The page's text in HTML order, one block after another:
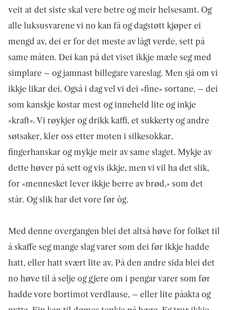
veit at det siste skal vere betre og meir helsesamt. Og
alle luksusvarene vi no kan få og dagstøtt kjøper ei
mengd av, dei er for det meste av lågt verde, sett på
same måten. Dei kan på det viset ikkje mæle seg med
simplare – og jamnast billegare vareslag. Men sjå om vi
ikkje likar dei. Også i dag vel vi dei «fine» sortane, – dei
som kanskje kostar mest og inneheld lite og inkje
«kraft». Vi røykjer og drikk kaffi, et sukkerty og andre
søtsaker, kler oss etter moten i silkesokkar,
fingerhanskar og mykje meir av same slaget. Mykje av
dette høver på sett og vis ikkje, men vi vil ha det slik,
for «mennesket lever ikkje berre av brød,» som det
står. Og slik har det vore før òg.
Med denne overgangen blei det altså høve for folket til
å skaffe seg mange slag varer som dei før ikkje hadde
hatt, eller hatt svært lite av. På den andre sida blei det
no høve til å selje og gjere om i pengar varer som før
hadde vore bortimot verdlause, – eller lite påakta og